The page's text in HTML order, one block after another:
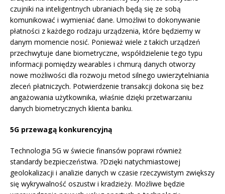
czujniki na inteligentnych ubraniach będą się ze sobą
komunikować i wymieniać dane. Umożliwi to dokonywanie
płatności z każdego rodzaju urządzenia, które będziemy w
danym momencie nosić. Ponieważ wiele z takich urządzeń
przechwytuje dane biometryczne, współdzielenie tego typu
informacji pomiędzy wearables i chmurą danych otworzy
nowe możliwości dla rozwoju metod silnego uwierzytelniania
zleceń płatniczych. Potwierdzenie transakcji dokona się bez
angażowania użytkownika, właśnie dzięki przetwarzaniu
danych biometrycznych klienta banku.
5G przewagą konkurencyjną
Technologia 5G w świecie finansów poprawi również
standardy bezpieczeństwa. ?Dzięki natychmiastowej
geolokalizacji i analizie danych w czasie rzeczywistym zwiększy
się wykrywalność oszustw i kradzieży. Możliwe będzie